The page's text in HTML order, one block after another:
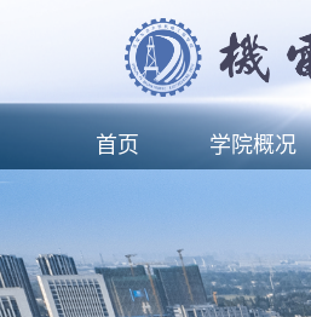
首页 学院概况